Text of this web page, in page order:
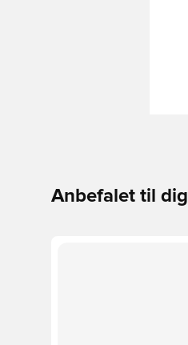
Anbefalet til dig